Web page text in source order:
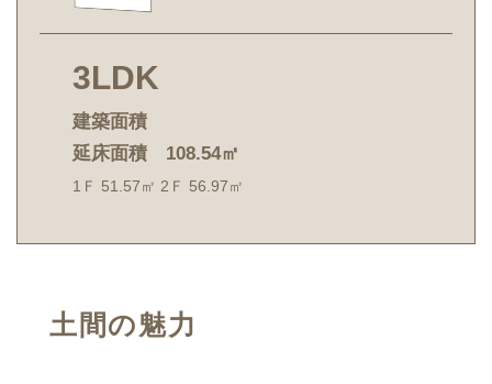
3LDK
建築面積
延床面積 108.54㎡
1Ｆ 51.57㎡ 2Ｆ 56.97㎡
土間の魅力